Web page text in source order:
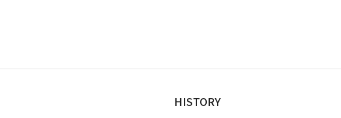
HISTORY